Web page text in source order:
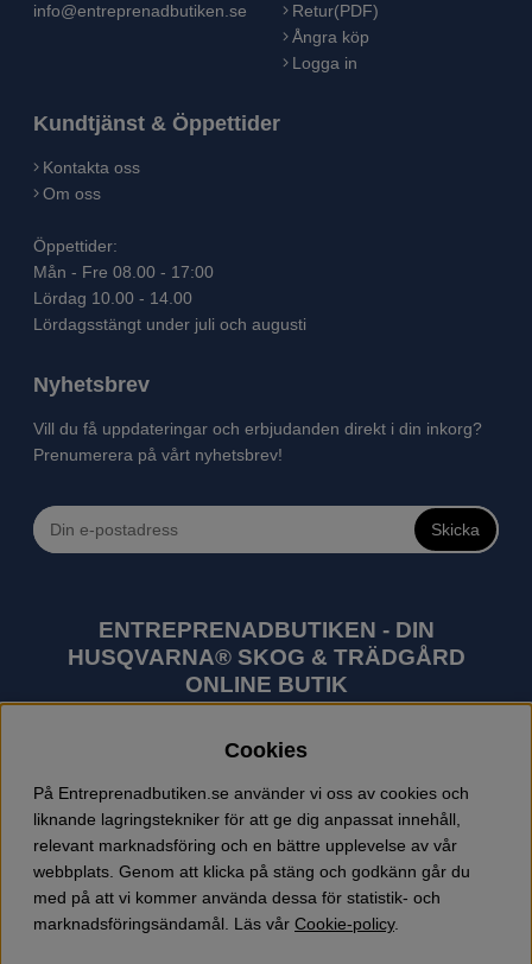
info@entreprenadbutiken.se
Retur(PDF)
Ångra köp
Logga in
Kundtjänst & Öppettider
Kontakta oss
Om oss
Öppettider:
Mån - Fre 08.00 - 17:00
Lördag 10.00 - 14.00
Lördagsstängt under juli och augusti
Nyhetsbrev
Vill du få uppdateringar och erbjudanden direkt i din inkorg?
Prenumerera på vårt nyhetsbrev!
Skicka
ENTREPRENADBUTIKEN - DIN
HUSQVARNA® SKOG & TRÄDGÅRD
ONLINE BUTIK
utomhusprodukter som skogsmaskiner och
trädgårdsmaskiner. I sortimentet finns bl.a. robotgräsklippare,
motorsågar, röjsågar, trimmers, riders, åkgräsklippare,
trädgårdstraktorer, gräsklippare, häcksaxar, lövblåsar,
jordfräsar, snöslungor, skyddskläder och arbetskläder.
Entreprenadbutiken har snabba leveranser av Husqvarna
produkter.
Cookies
På Entreprenadbutiken.se använder vi oss av cookies och
liknande lagringstekniker för att ge dig anpassat innehåll,
relevant marknadsföring och en bättre upplevelse av vår
webbplats. Genom att klicka på stäng och godkänn går du
med på att vi kommer använda dessa för statistik- och
marknadsföringsändamål. Läs vår Cookie-policy.